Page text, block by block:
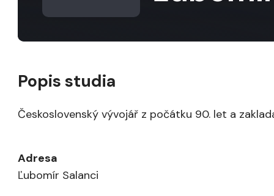
Popis studia
Československý vývojář z počátku 90. let a
Adresa
Ľubomír Salanci